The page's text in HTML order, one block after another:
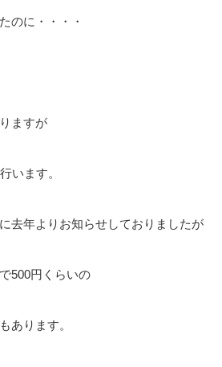
のに・・・・
ますが
います。
去年よりお知らせしておりましたが
500円くらいの
あります。